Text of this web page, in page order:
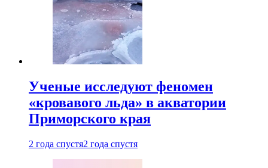
Ученые исследуют феномен
«кровавого льда» в акватории
Приморского края
2 года спустя2 года спустя